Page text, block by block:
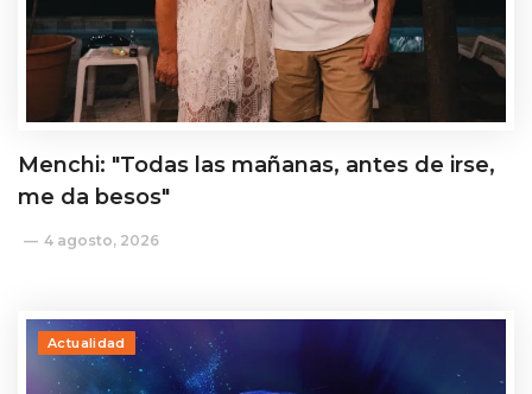
Menchi: "Todas las mañanas, antes de irse,
me da besos"
4 agosto, 2026
Actualidad